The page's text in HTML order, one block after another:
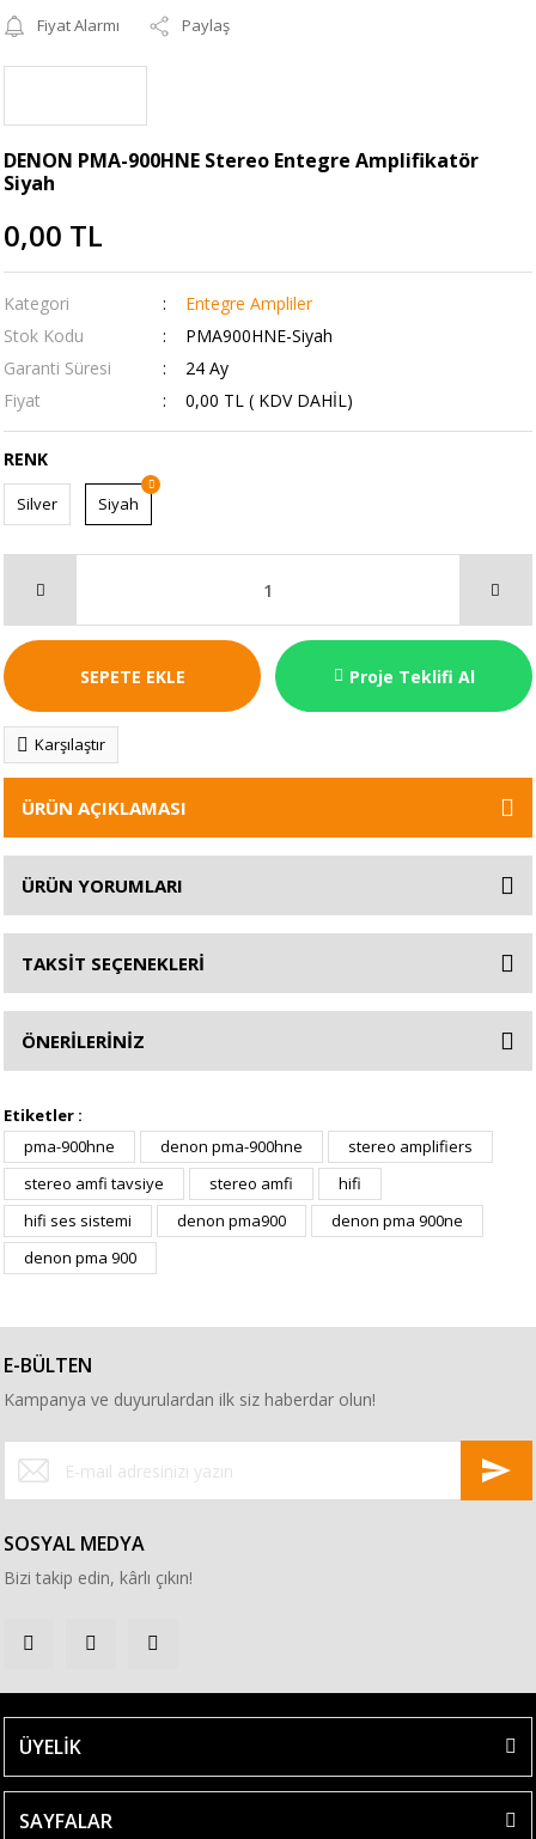
Fiyat Alarmı
Paylaş
DENON PMA-900HNE Stereo Entegre Amplifikatör
Siyah
0,00 TL
Kategori
Entegre Ampliler
Stok Kodu
PMA900HNE-Siyah
Garanti Süresi
24 Ay
Fiyat
0,00 TL ( KDV DAHİL)
RENK
Silver Siyah
SEPETE EKLE Proje Teklifi Al
Karşılaştır
ÜRÜN AÇIKLAMASI
ÜRÜN YORUMLARI
TAKSİT SEÇENEKLERİ
ÖNERİLERİNİZ
Etiketler :
pma-900hne
denon pma-900hne
stereo amplifiers
stereo amfi tavsiye
stereo amfi
hifi
hifi ses sistemi
denon pma900
denon pma 900ne
denon pma 900
E-BÜLTEN
Kampanya ve duyurulardan ilk siz haberdar olun!
SOSYAL MEDYA
Bizi takip edin, kârlı çıkın!
ÜYELİK
SAYFALAR